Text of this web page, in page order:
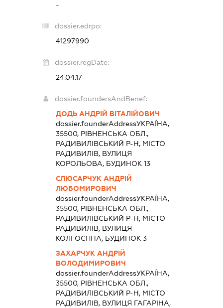
-
dossier.edrpo:
41297990
dossier.regDate:
24.04.17
dossier.foundersAndBenef:
ДОДЬ АНДРІЙ ВІТАЛІЙОВИЧ
dossier.founderAddressУКРАЇНА,
35500, РІВНЕНСЬКА ОБЛ.,
РАДИВИЛІВСЬКИЙ Р-Н, МІСТО
РАДИВИЛІВ, ВУЛИЦЯ
КОРОЛЬОВА, БУДИНОК 13
СЛЮСАРЧУК АНДРІЙ
ЛЮБОМИРОВИЧ
dossier.founderAddressУКРАЇНА,
35500, РІВНЕНСЬКА ОБЛ.,
РАДИВИЛІВСЬКИЙ Р-Н, МІСТО
РАДИВИЛІВ, ВУЛИЦЯ
КОЛГОСПНА, БУДИНОК 3
ЗАХАРЧУК АНДРІЙ
ВОЛОДИМИРОВИЧ
dossier.founderAddressУКРАЇНА,
35500, РІВНЕНСЬКА ОБЛ.,
РАДИВИЛІВСЬКИЙ Р-Н, МІСТО
РАДИВИЛІВ, ВУЛИЦЯ ГАГАРІНА,